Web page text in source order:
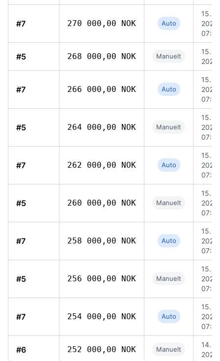
#7 270 000,00 NOK Auto
15.
2026,
07:47
#5 268 000,00 NOK Manuelt
15.
#7 266 000,00 NOK Auto
15.
2026,
07:47
#5 264 000,00 NOK Manuelt
15.
2026,
07:50
#7 262 000,00 NOK Auto
15.
2026,
07:47
#5 260 000,00 NOK Manuelt
15.
2026,
07:50
#7 258 000,00 NOK Auto
15.
2026,
07:47
#5 256 000,00 NOK Manuelt
15.
2026,
07:50
#7 254 000,00 NOK Auto
15.
2026,
07:47
#6 252 000,00 NOK Manuelt
14.